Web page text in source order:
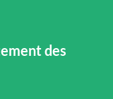
des